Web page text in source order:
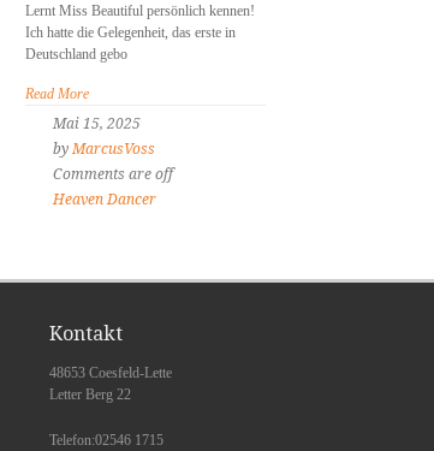
Lernt Miss Beautiful persönlich kennen!
Ich hatte die Gelegenheit, das erste in
Deutschland gebo
Read More
Mai 15, 2025
by MarcusVoss
Comments are off
Heaven Dancer
Kontakt
48653 Coesfeld-Lette
Letter Berg 22
Telefon:02546 1715